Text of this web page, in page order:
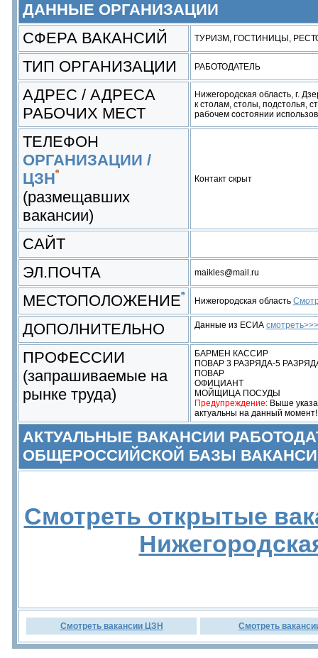
ДАННЫЕ ОРГАНИЗАЦИИ
СФЕРА ВАКАНСИЙ
ТУРИЗМ, ГОСТИНИЦЫ,
ТИП ОРГАНИЗАЦИИ РАБОТОДАТЕЛЬ
АДРЕС / АДРЕСА
РАБОЧИХ МЕСТ
Нижегородская область, г.
к столам, столы, подстолья,
рабочем состоянии
ТЕЛЕФОН
ОРГАНИЗАЦИИ /
ЦЗН
(размещавших
вакансии)
Контакт скрыт
САЙТ
ЭЛ.ПОЧТА
maikles@mail.ru
МЕСТОПОЛОЖЕНИЕ Нижегородская область
ДОПОЛНИТЕЛЬНО Данные из ЕСИА смотреть>>>
ПРОФЕССИИ
(запрашиваемые на
рынке труда)
БАРМЕН КАССИР
ПОВАР 3 РАЗРЯДА-5
ПОВАР
ОФИЦИАНТ
МОЙЩИЦА ПОСУДЫ
Предупреждение: Выше
актуальны на данный момент!
АКТУАЛЬНЫЕ ВАКАНСИИ
ОБЩЕРОССИЙСКОЙ БАЗЫ
Смотреть открытые
Смотреть вакансии ЦЗН Смотреть